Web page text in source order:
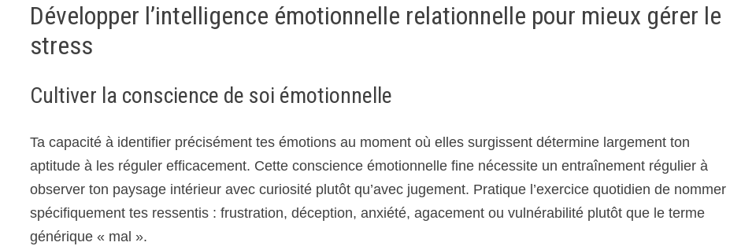
Développer l’intelligence émotionnelle relationnelle pour mieux gérer le
stress
Cultiver la conscience de soi émotionnelle
Ta capacité à identifier précisément tes émotions au moment où elles surgissent détermine largement ton
aptitude à les réguler efficacement. Cette conscience émotionnelle fine nécessite un entraînement régulier à
observer ton paysage intérieur avec curiosité plutôt qu’avec jugement. Pratique l’exercice quotidien de nommer
spécifiquement tes ressentis : frustration, déception, anxiété, agacement ou vulnérabilité plutôt que le terme
générique « mal ».